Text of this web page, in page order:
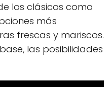
los clásicos como
más
frescas y mariscos.
las posibilidades